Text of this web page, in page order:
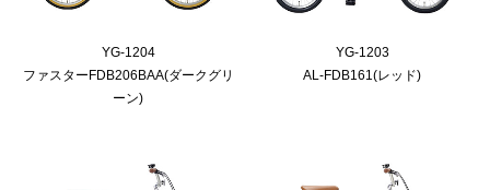
YG-1204
ファスターFDB206BAA(ダークグリ
ーン)
YG-1203
AL-FDB161(レッド)